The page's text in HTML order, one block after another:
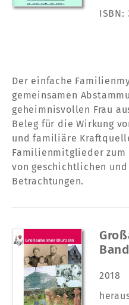
ISBN:
Der einfache
gemeinsamen
geheimnisvollen Frau
Beleg für die Wirkung
und familiäre
Familienmitglieder zum
von geschichtlichen
Betrachtungen.
2018